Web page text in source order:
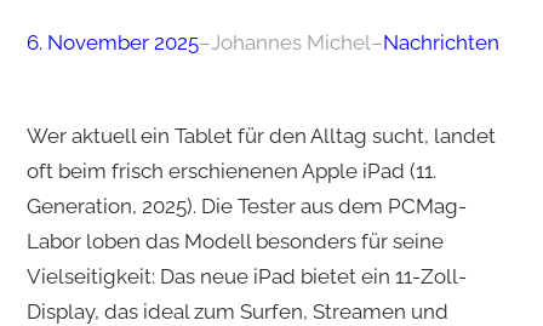
6. November 2025–Johannes Michel–Nachrichten
Wer aktuell ein Tablet für den Alltag sucht, landet
oft beim frisch erschienenen Apple iPad (11.
Generation, 2025). Die Tester aus dem PCMag-
Labor loben das Modell besonders für seine
Vielseitigkeit: Das neue iPad bietet ein 11-Zoll-
Display, das ideal zum Surfen, Streamen und